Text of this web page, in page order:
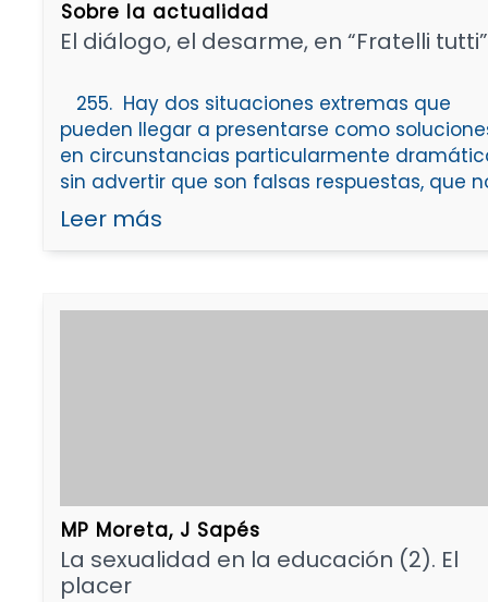
Sobre la actualidad
El diálogo, el desarme, en “Fratelli
255. Hay dos situaciones extremas que
pueden llegar a presentarse como
en circunstancias particularmente
sin advertir que son falsas respuestas, que
Leer más
MP Moreta, J Sapés
La sexualidad en la educación (2). El
placer